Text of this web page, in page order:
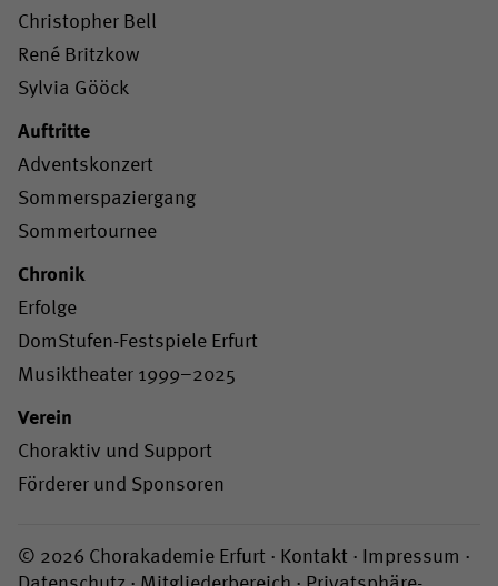
Christopher Bell
René Britzkow
Sylvia Gööck
Auftritte
Adventskonzert
Sommerspaziergang
Sommertournee
Chronik
Erfolge
DomStufen-Festspiele Erfurt
Musiktheater 1999–2025
Verein
Choraktiv und Support
Förderer und Sponsoren
© 2026 Chorakademie Erfurt · Kontakt · Impressum ·